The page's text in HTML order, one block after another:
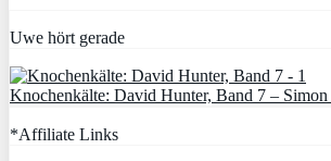
Uwe hört gerade
Knochenkälte: David Hunter, Band 7 –
*Affiliate Links